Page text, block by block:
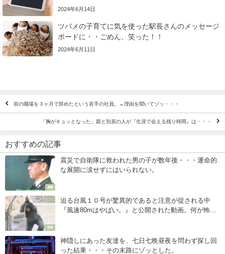
2024年6月14日
ツバメの子育てに気を使った駅長さんのメッセージ
ボードに・・ごめん、笑った！！
2024年6月11日
前の職場を３ヶ月で辞めたという若手の社員。→理由を聞いてゾッ・・・
「胸がキュッとなった」親と別居の人が『生涯で会える残り時間』は・・・
おすすめの記事
感動
震災で自衛隊に救われた男の子が数年後・・・運命的
な展開に涙せずにはいられない。
恐怖
迫る台風１０号が驚異的であると注意が促される中
『風速80mはやばい。』と公開された動画。何が怖い
神隠しにあった友達を、七日七晩昼夜を問わず探し回
った結果・・・その末路にゾッとした。